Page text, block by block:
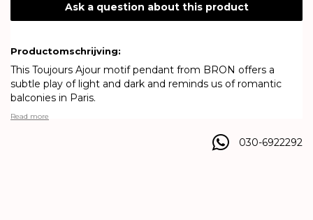
Ask a question about this product
Productomschrijving:
This Toujours Ajour motif pendant from BRON offers a
subtle play of light and dark and reminds us of romantic
balconies in Paris.
Read more
030-6922292